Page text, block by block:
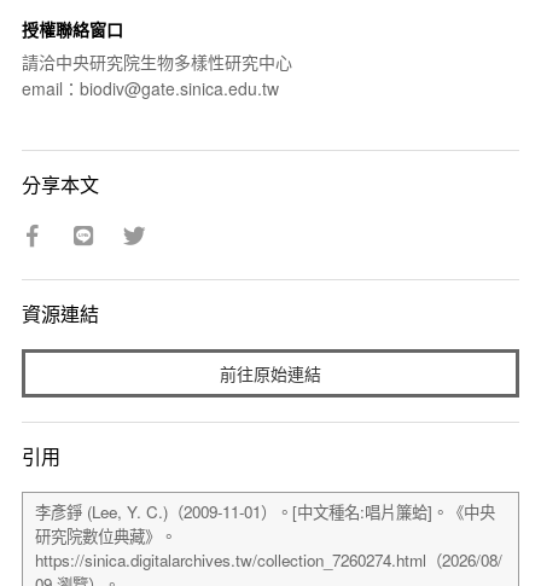
授權聯絡窗口
請洽中央研究院生物多樣性研究中心
email：biodiv@gate.sinica.edu.tw
分享本文
資源連結
前往原始連結
引用